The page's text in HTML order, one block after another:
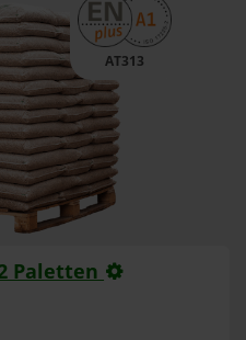
AT313
Paletten